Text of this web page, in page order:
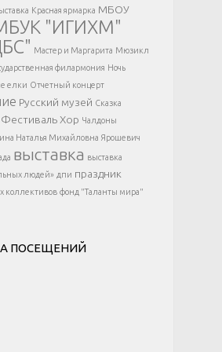
</div >Красная ярмарка МБОУ
"ИГИХМ"
Мастер и Маргарита Мюзикл
филармония Ночь
елки Отчетный концерт
Русский музей Сказка
ФестивальХор Чалдоны
Наталья Михайловна Ярошевич
выставка выставка
людей» дпи праздник
коллективов фонд "Таланты мира"
ПОСЕЩЕНИЙ